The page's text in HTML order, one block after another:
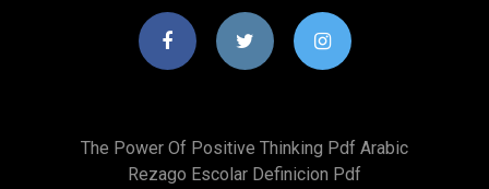
The Power Of Positive Thinking Pdf Arabic
Rezago Escolar Definicion Pdf